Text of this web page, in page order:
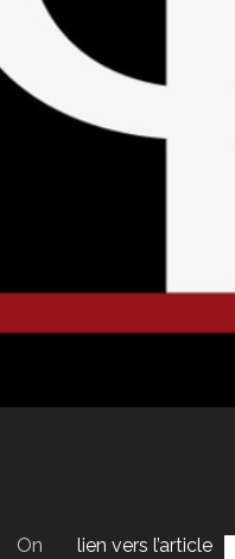
lien vers l’article
On